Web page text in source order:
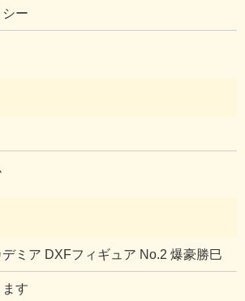
ー
ミア DXFフィギュア No.2 爆豪勝巳
す